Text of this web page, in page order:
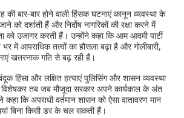
की बार-बार होने वाली हिंसक घटनाएं कानून व्यवस्था के
को दर्शाती हैं और निर्दोष नागरिकों की रक्षा करने में
को उजागर करती हैं। उन्होंने कहा कि आम आदमी पार्टी
में आपराधिक तत्वों का हौसला बढ़ा है और गोलीबारी,
खतरनाक गति से बढ़ रही हैं।
हिंसा और लक्षित हत्याएं पुलिसिंग और शासन व्यवस्था
तब जब मौजूदा सरकार अपने कार्यकाल के अंत
कि अपराधी वर्तमान शासन को ऐसा वातावरण मान
बिना किसी डर के चल सकती हैं।